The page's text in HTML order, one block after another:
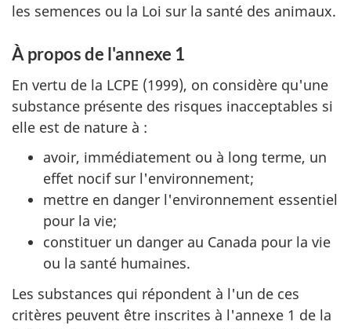
les semences ou la Loi sur la santé des animaux.
À propos de l'annexe 1
En vertu de la LCPE (1999), on considère qu'une
substance présente des risques inacceptables si
elle est de nature à :
avoir, immédiatement ou à long terme, un
effet nocif sur l'environnement;
mettre en danger l'environnement essentiel
pour la vie;
constituer un danger au Canada pour la vie
ou la santé humaines.
Les substances qui répondent à l'un de ces
critères peuvent être inscrites à l'annexe 1 de la